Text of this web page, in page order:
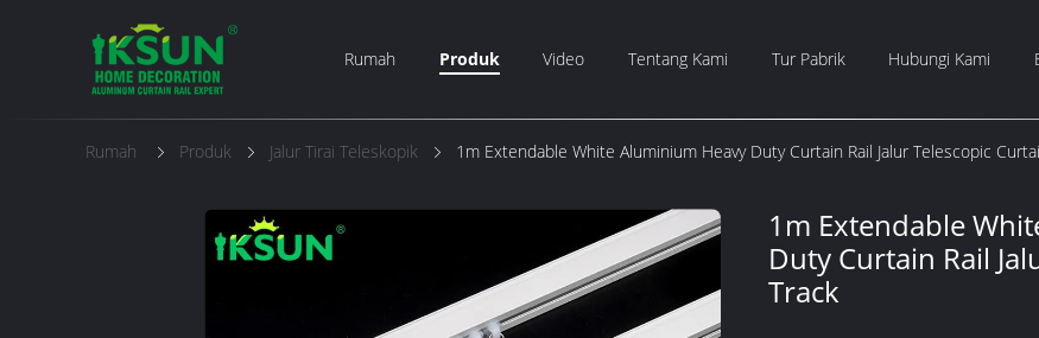
Rumah Produk Video Tentang Kami Tur Pabrik Hubungi Kami
Rumah Produk Jalur Tirai Teleskopik 1m Extendable White Aluminium Heavy Duty Curtain Rail Jalur Telescopic
1m Extendable
Duty Curtain Rail
Track